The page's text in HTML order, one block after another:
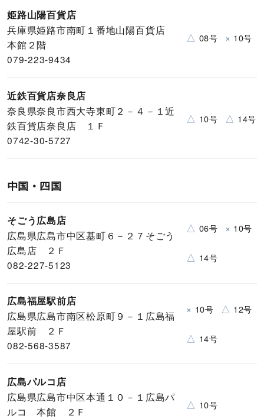
姫路山陽百貨店
兵庫県姫路市南町１番地山陽百貨店
本館２階
079-223-9434
△ 08号 × 10号
近鉄百貨店奈良店
奈良県奈良市西大寺東町２－４－１近
鉄百貨店奈良店 １Ｆ
0742-30-5727
△ 10号 △ 14号
中国・四国
そごう広島店
広島県広島市中区基町６－２７そごう
広島店 ２Ｆ
082-227-5123
△ 06号 × 10号
△ 14号
広島福屋駅前店
広島県広島市南区松原町９－１広島福
屋駅前 ２Ｆ
082-568-3587
× 10号 △ 12号
△ 14号
広島パルコ店
広島県広島市中区本通１０－１広島パ
ルコ 本館 ２Ｆ
△ 10号